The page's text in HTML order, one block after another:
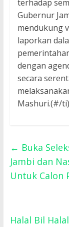
terhadap
Gubernur
mendukung
laporkan
dengan
secara
Mashuri.(#/ti)
← Buka
Jambi dan
Untuk Calon
Halal Bil